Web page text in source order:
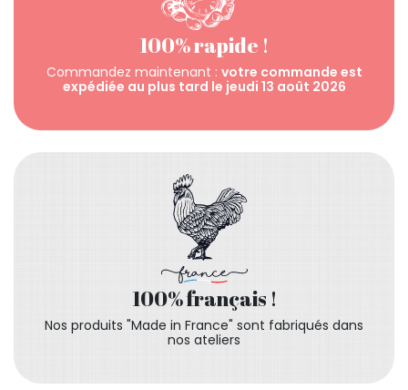
100% rapide !
Commandez maintenant : votre commande est
expédiée au plus tard le jeudi 13 août 2026
100% français !
Nos produits "Made in France" sont fabriqués dans
nos ateliers